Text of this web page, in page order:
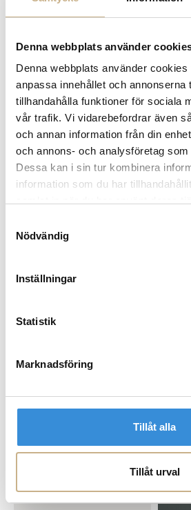
Denna webbplats använder
Denna webbplats använder
anpassa innehållet och annonserna
tillhandahålla funktioner för sociala
vår trafik. Vi vidarebefordrar även
och annan information från din
och annons- och analysföretag
Dessa kan i sin tur kombinera
information som du har
Nödvändig
Inställningar
Statistik
Marknadsföring
Tillåt alla
Tillåt urval
Fornasetti
DOFTLJUS - STAR LINA
6.199 kr
21.450 kr
2.899 kr 3.350